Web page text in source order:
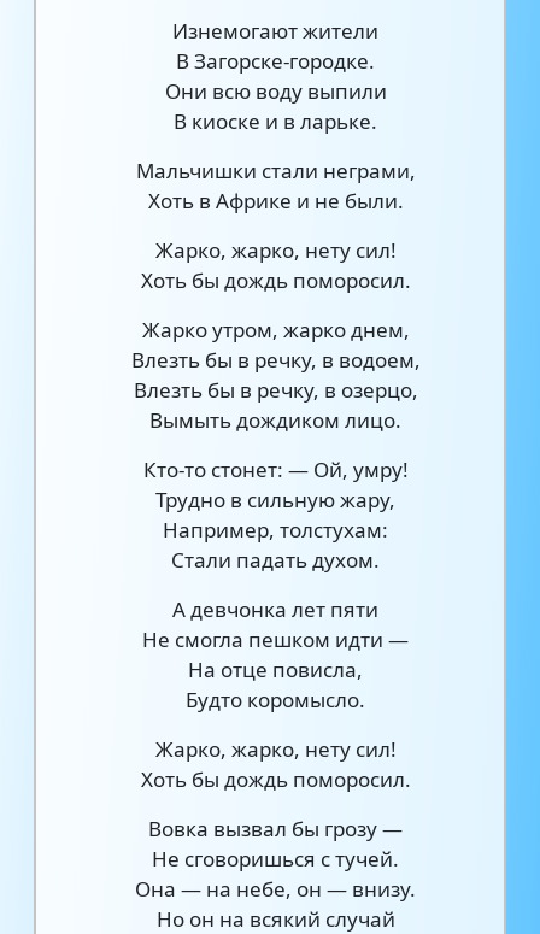
Изнемогают жители
В Загорске-городке.
Они всю воду выпили
В киоске и в ларьке.
Мальчишки стали неграми,
Хоть в Африке и не были.
Жарко, жарко, нету сил!
Хоть бы дождь поморосил.
Жарко утром, жарко днем,
Влезть бы в речку, в водоем,
Влезть бы в речку, в озерцо,
Вымыть дождиком лицо.
Кто-то стонет: — Ой, умру!
Трудно в сильную жару,
Например, толстухам:
Стали падать духом.
А девчонка лет пяти
Не смогла пешком идти —
На отце повисла,
Будто коромысло.
Жарко, жарко, нету сил!
Хоть бы дождь поморосил.
Вовка вызвал бы грозу —
Не сговоришься с тучей.
Она — на небе, он — внизу.
Но он на всякий случай